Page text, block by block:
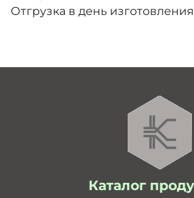
Отгрузка в день изготовления
Каталог